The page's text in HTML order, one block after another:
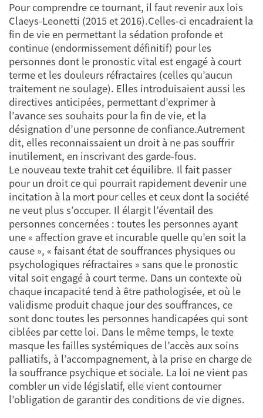
Pour comprendre ce tournant, il faut revenir aux lois
Claeys-Leonetti (2015 et 2016).Celles-ci encadraient la
fin de vie en permettant la sédation profonde et
continue (endormissement définitif) pour les
personnes dont le pronostic vital est engagé à court
terme et les douleurs réfractaires (celles qu’aucun
traitement ne soulage). Elles introduisaient aussi les
directives anticipées, permettant d’exprimer à
l’avance ses souhaits pour la fin de vie, et la
désignation d’une personne de confiance.Autrement
dit, elles reconnaissaient un droit à ne pas souffrir
inutilement, en inscrivant des garde-fous.
Le nouveau texte trahit cet équilibre. Il fait passer
pour un droit ce qui pourrait rapidement devenir une
incitation à la mort pour celles et ceux dont la société
ne veut plus s’occuper. Il élargit l’éventail des
personnes concernées : toutes les personnes ayant
une « affection grave et incurable quelle qu’en soit la
cause », « faisant état de souffrances physiques ou
psychologiques réfractaires » sans que le pronostic
vital soit engagé à court terme. Dans un contexte où
chaque incapacité tend à être pathologisée, et où le
validisme produit chaque jour des souffrances, ce
sont donc toutes les personnes handicapées qui sont
ciblées par cette loi. Dans le même temps, le texte
masque les failles systémiques de l’accès aux soins
palliatifs, à l’accompagnement, à la prise en charge de
la souffrance psychique et sociale. La loi ne vient pas
combler un vide législatif, elle vient contourner
l’obligation de garantir des conditions de vie dignes.